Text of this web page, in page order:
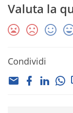
Valuta la
Condividi